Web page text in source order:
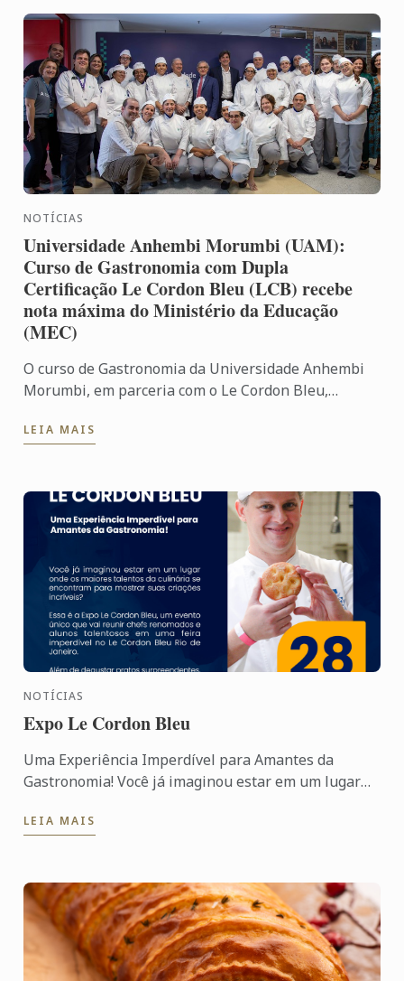
NOTÍCIAS
Universidade Anhembi Morumbi (UAM):
Curso de Gastronomia com Dupla
Certificação Le Cordon Bleu (LCB) recebe
nota máxima do Ministério da Educação
(MEC)
O curso de Gastronomia da Universidade Anhembi
Morumbi, em parceria com o Le Cordon Bleu,
máxima na avaliação de ...
LEIA MAIS
NOTÍCIAS
Expo Le Cordon Bleu
Uma Experiência Imperdível para Amantes da
Gastronomia! Você já imaginou estar em um lugar
para mostrar ...
LEIA MAIS